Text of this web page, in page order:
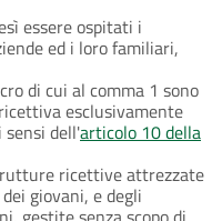
essere ospitati i
ed i loro familiari,
di cui al comma 1 sono
esclusivamente
dell'articolo 10 della
ricettive attrezzate
giovani, e degli